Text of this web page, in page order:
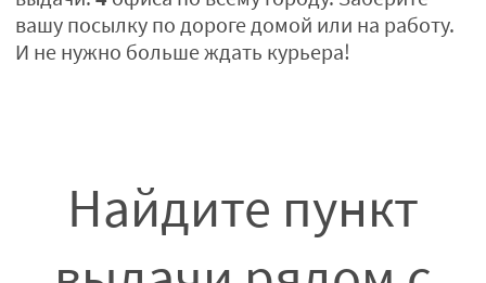
вашу посылку по дороге домой или на работу.
И не нужно больше ждать курьера!
Найдите пункт